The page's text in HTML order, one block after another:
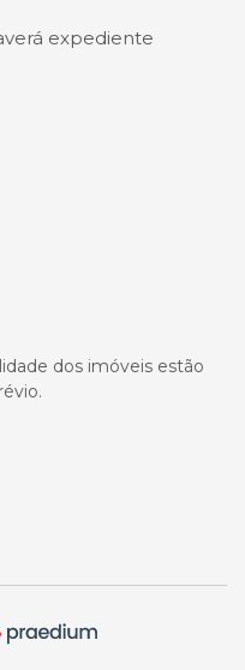
expediente
dos imóveis estão